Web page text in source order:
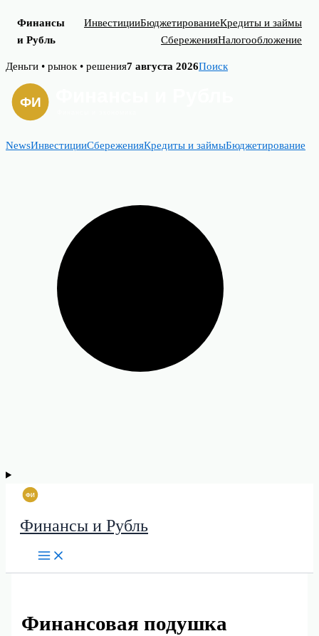
Финансы
и Рубль
ИнвестицииБюджетированиеКредиты и займы
СбереженияНалогообложение
Skip
content
Деньги • рынок • решения7 августа 2026Поиск
NewsИнвестицииСбереженияКредиты и займыБюджетирование
Финансы и Рубль
Финансовая подушка